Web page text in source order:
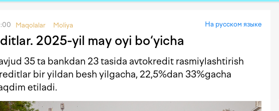
Maqolalar Moliya На русском языке
2025-yil may oyi bo‘yicha
35 ta bankdan 23 tasida avtokredit rasmiylashtirish
bir yildan besh yilgacha, 22,5%dan 33%gacha
etiladi.